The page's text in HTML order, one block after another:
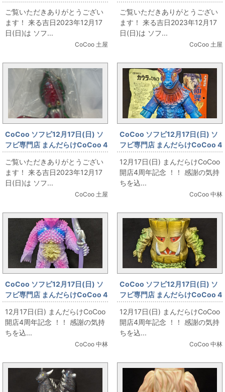
周年記念 「ブルマァク ゼンマイ
歩くＭＡＴ隊員ブリキ」
ご覧いただきありがとうござい
ます！ 来る吉日2023年12月17
日(日)は ソフ...
CoCoo 土屋
周年記念 「ハワイ版 ブルマァク
ツインテール」
ご覧いただきありがとうござい
ます！ 来る吉日2023年12月17
日(日)は ソフ...
CoCoo 土屋
CoCoo ソフビ12月17日(日) ソ
フビ専門店 まんだらけCoCoo 4
周年記念 「マルサン 世紀の大怪
獣 世紀の大いか怪獣 ゲゾラ
350」
ご覧いただきありがとうござい
ます！ 来る吉日2023年12月17
日(日)は ソフ...
CoCoo 土屋
CoCoo ソフビ12月17日(日) ソ
フビ専門店 まんだらけCoCoo 4
周年記念 「ベアモデル オール怪
獣コレクション カウラ(青)」
12月17日(日) まんだらけCoCoo
開店4周年記念 ！！ 感謝の気持
ちを込...
CoCoo 中林
CoCoo ソフビ12月17日(日) ソ
フビ専門店 まんだらけCoCoo 4
周年記念 「やまなや 怪獣郷 巨大
ヤプール改造 DX版」
12月17日(日) まんだらけCoCoo
開店4周年記念 ！！ 感謝の気持
ちを込...
CoCoo 中林
CoCoo ソフビ12月17日(日) ソ
フビ専門店 まんだらけCoCoo 4
周年記念 「やまなや 怪獣郷 モチ
ロン ゴールド」
12月17日(日) まんだらけCoCoo
開店4周年記念 ！！ 感謝の気持
ちを込...
CoCoo 中林